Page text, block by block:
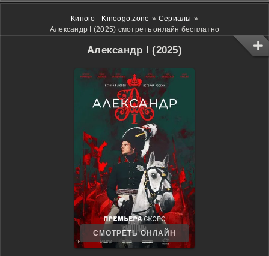
Киного - Kinoogo.zone » Сериалы »
Александр I (2025) смотреть онлайн бесплатно
Александр I (2025)
СМОТРЕТЬ ОНЛАЙН